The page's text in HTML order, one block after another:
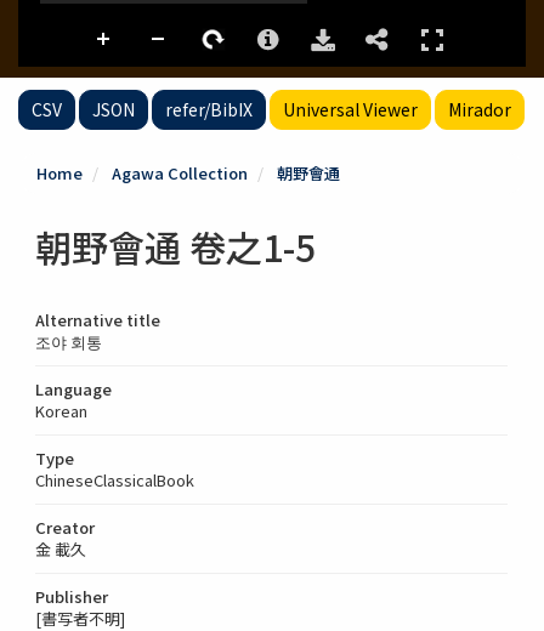
CSV JSON refer/BibIX Universal Viewer Mirador
Home Agawa Collection 朝野會通
朝野會通 卷之1-5
Alternative title
조야 회통
Language
Korean
Type
ChineseClassicalBook
Creator
金 載久
Publisher
[書写者不明]